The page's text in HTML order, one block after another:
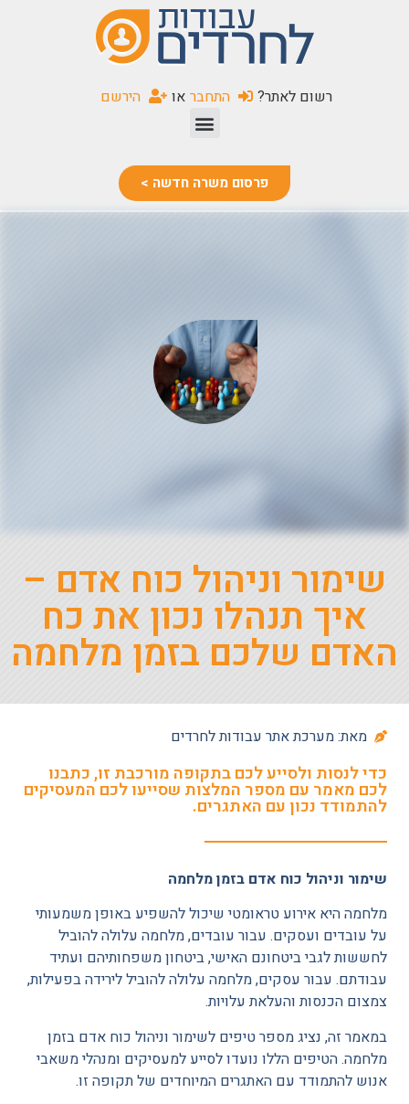
לִנְגִישׁוּת
רשום לאתר? התחבר או הירשם
פרסום משרה חדשה >
שימור וניהול כוח אדם –
איך תנהלו נכון את כח
האדם שלכם בזמן מלחמה
מאת: מערכת אתר עבודות לחרדים
כדי לנסות ולסייע לכם בתקופה מורכבת זו, כתבנו
לכם מאמר עם מספר המלצות שסייעו לכם המעסיקים
להתמודד נכון עם האתגרים.
שימור וניהול כוח אדם בזמן מלחמה
מלחמה היא אירוע טראומטי שיכול להשפיע באופן משמעותי
על עובדים ועסקים. עבור עובדים, מלחמה עלולה להוביל
לחששות לגבי ביטחונם האישי, ביטחון משפחותיהם ועתיד
עבודתם. עבור עסקים, מלחמה עלולה להוביל לירידה בפעילות,
צמצום הכנסות והעלאת עלויות.
במאמר זה, נציג מספר טיפים לשימור וניהול כוח אדם בזמן
מלחמה. הטיפים הללו נועדו לסייע למעסיקים ומנהלי משאבי
אנוש להתמודד עם האתגרים המיוחדים של תקופה זו.